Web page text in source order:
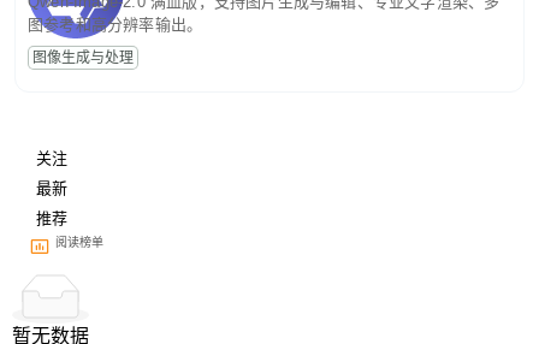
图参考和高分辨率输出。
图像生成与处理
关注
最新
推荐
阅读榜单
暂无数据